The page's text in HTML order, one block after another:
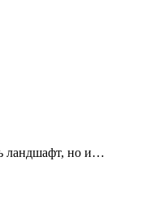
ландшафт, но и…